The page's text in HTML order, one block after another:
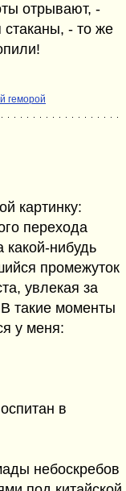
отрывают, -
стаканы, - то же
геморой
картинку:
перехода
какой-нибудь
промежуток
увлекая за
такие моменты
у меня:
в
небоскребов